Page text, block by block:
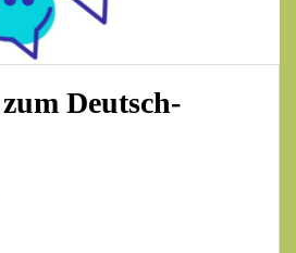
Deutsch-